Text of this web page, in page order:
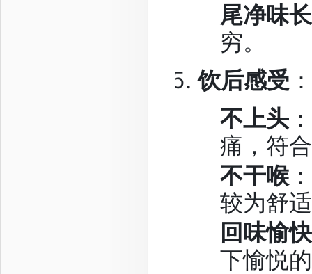
尾净味长
穷。
饮后感受 ：
不上头
痛，符
不干喉
较为舒
回味愉快
下愉悦